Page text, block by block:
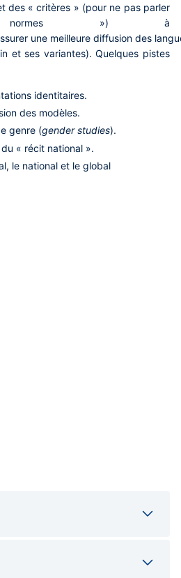
des « critères » (pour ne pas parler
») à
une meilleure diffusion des
et ses variantes). Quelques pistes
identitaires.
des modèles.
genre (gender studies).
« récit national ».
le national et le global